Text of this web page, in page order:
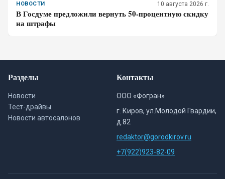
НОВОСТИ 10 августа 2026 г.
В Госдуме предложили вернуть 50-процентную скидку
на штрафы
Разделы
Новости
Тест-драйвы
Новости автосалонов
Контакты
ООО «Фогран»
г. Киров, ул.Молодой Гвардии,
д.82
redaktor@gorodkirov.ru
+7(922)923-82-09